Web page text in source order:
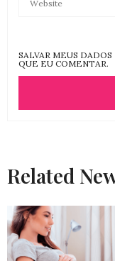
SALVAR MEUS
QUE EU COMENTAR.
Related